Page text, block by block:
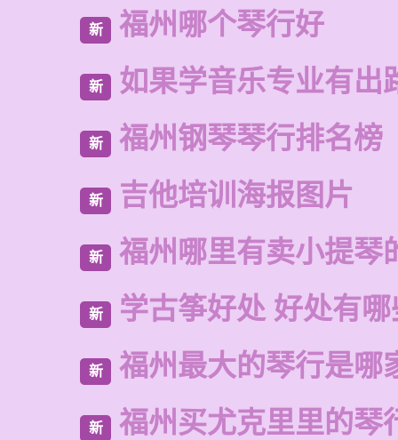
新 福州哪个琴行好
新 如果学音乐专业有出
新 福州钢琴琴行排名榜
新 吉他培训海报图片
新 福州哪里有卖小提琴
新 学古筝好处 好处有哪
新 福州最大的琴行是哪
新 福州买尤克里里的琴